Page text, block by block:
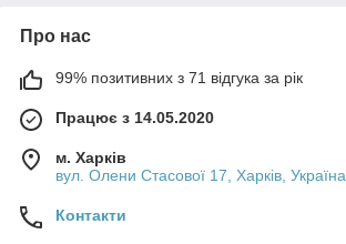
Про нас
99% позитивних з 71 відгука за рік
Працює з 14.05.2020
м. Харків
вул. Олени Стасової 17, Харків, Україна
Контакти